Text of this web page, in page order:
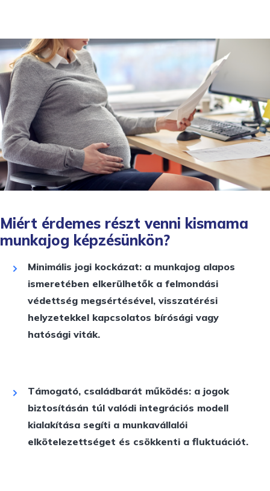
Miért érdemes részt venni kismama
munkajog képzésünkön?
Minimális jogi kockázat: a munkajog alapos
ismeretében elkerülhetők a felmondási
védettség megsértésével, visszatérési
helyzetekkel kapcsolatos bírósági vagy
hatósági viták.
Támogató, családbarát működés: a jogok
biztosításán túl valódi integrációs modell
kialakítása segíti a munkavállalói
elkötelezettséget és csökkenti a fluktuációt.